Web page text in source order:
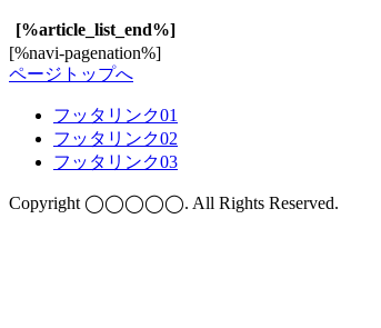
[%article_list_end%]
[%navi-pagenation%]
ページトップへ
フッタリンク01
フッタリンク02
フッタリンク03
Copyright ◯◯◯◯◯. All Rights Reserved.